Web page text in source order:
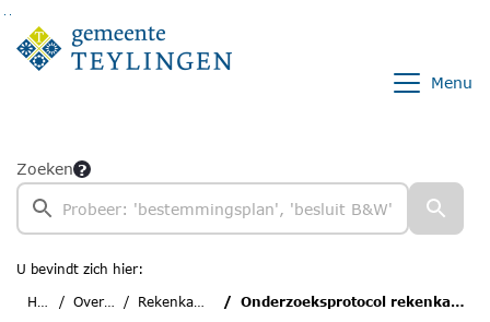
Ga naar de inhoud van deze pagina
Ga naar het zoeken
Ga naar het menu
Menu
Zoeken
U bevindt zich hier:
Home
Overzichten Rekenkamerstukken Onderzoeksprotocol rekenkamercommissie Teylingen